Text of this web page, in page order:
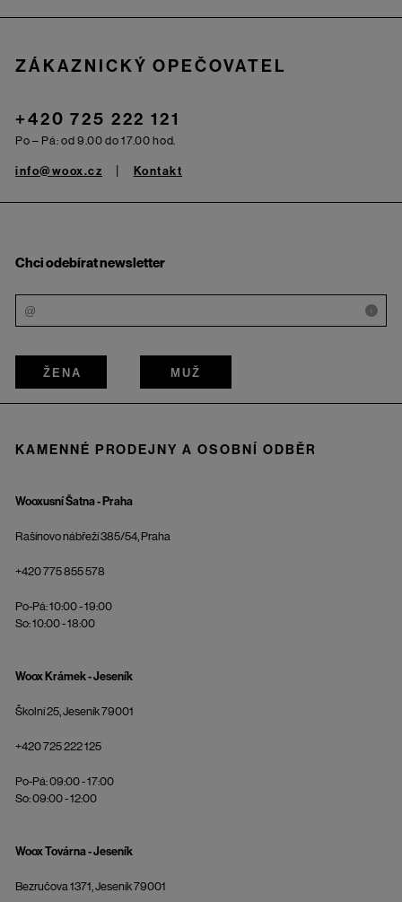
ZÁKAZNICKÝ OPEČOVATEL
+420 725 222 121
Po – Pá: od 9.00 do 17.00 hod.
info@woox.cz Kontakt
Chci odebírat newsletter
i
ŽENA MUŽ
KAMENNÉ PRODEJNY A OSOBNÍ ODBĚR
Wooxusní Šatna - Praha
Rašínovo nábřeží 385/54, Praha
+420 775 855 578
Po-Pá: 10:00 - 19:00
So: 10:00 - 18:00
Woox Krámek - Jeseník
Školní 25, Jeseník 79001
+420 725 222 125
Po-Pá: 09:00 - 17:00
So: 09:00 - 12:00
Woox Továrna - Jeseník
Bezručova 1371, Jeseník 79001